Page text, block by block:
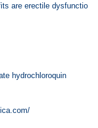
are erectile dysfunction
hydrochloroquin